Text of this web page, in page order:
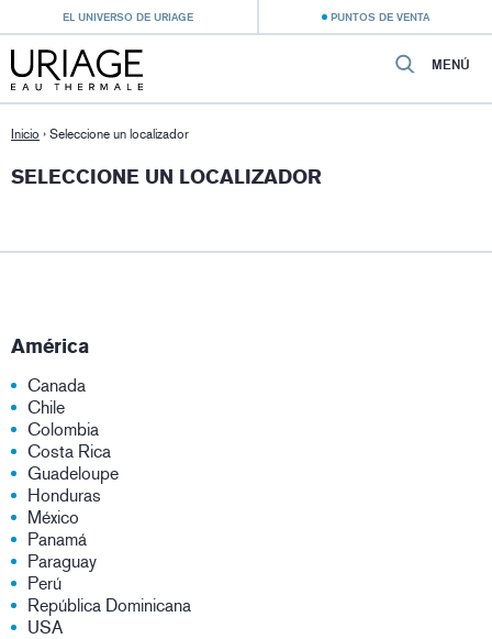
EL UNIVERSO DE URIAGE PUNTOS DE VENTA
MENÚ
Inicio › Seleccione un localizador
SELECCIONE UN LOCALIZADOR
América
Canada
Chile
Colombia
Costa Rica
Guadeloupe
Honduras
México
Panamá
Paraguay
Perú
República Dominicana
USA